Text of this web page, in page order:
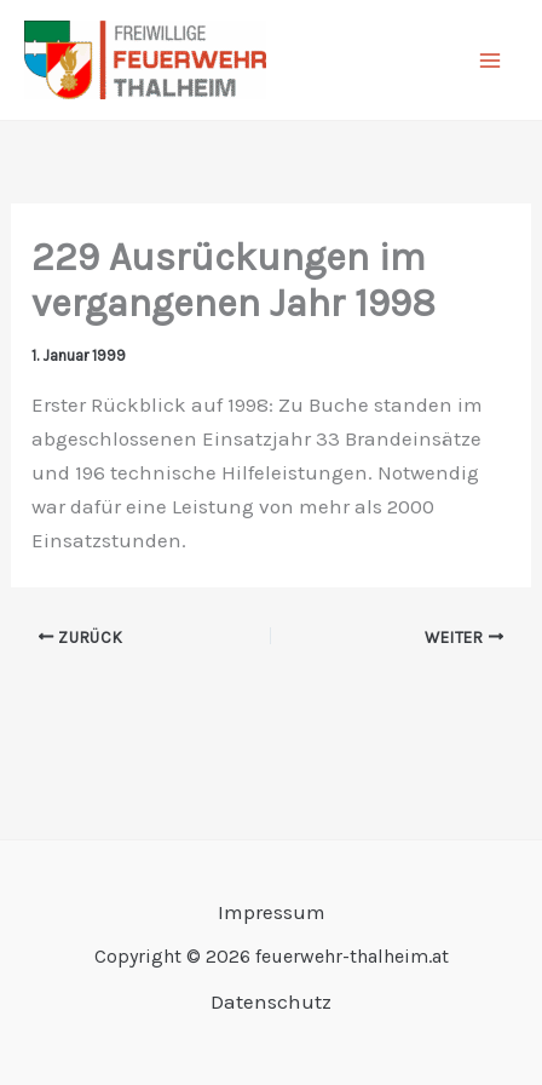
Zum
Inhalt
springen
229 Ausrückungen im
vergangenen Jahr 1998
1. Januar 1999
Erster Rückblick auf 1998: Zu Buche standen im
abgeschlossenen Einsatzjahr 33 Brandeinsätze
und 196 technische Hilfeleistungen. Notwendig
war dafür eine Leistung von mehr als 2000
Einsatzstunden.
ZURÜCK WEITER
Impressum
Copyright © 2026 feuerwehr-thalheim.at
Datenschutz